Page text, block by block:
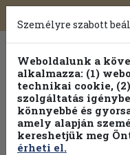
Toggle
navigation
Személyre szabott
Weboldalunk a
alkalmazza: (1)
technikai cookie,
szolgáltatás
könnyebbé és
amely alapján
kereshetjük meg
érheti el.